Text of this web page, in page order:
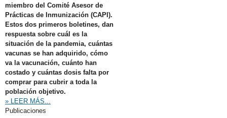
miembro del Comité Asesor de
Prácticas de Inmunización (CAPI).
Estos dos primeros boletines, dan
respuesta sobre cuál es la
situación de la pandemia, cuántas
vacunas se han adquirido, cómo
va la vacunación, cuánto han
costado y cuántas dosis falta por
comprar para cubrir a toda la
población objetivo.
» LEER MÁS...
Publicaciones